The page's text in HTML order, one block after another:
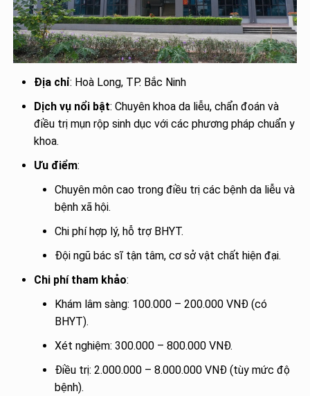
Địa chỉ: Hoà Long, TP. Bắc Ninh
Dịch vụ nổi bật: Chuyên khoa da liễu, chẩn đoán và
điều trị mụn rộp sinh dục với các phương pháp chuẩn y
khoa.
Ưu điểm:
Chuyên môn cao trong điều trị các bệnh da liễu và
bệnh xã hội.
Chi phí hợp lý, hỗ trợ BHYT.
Đội ngũ bác sĩ tận tâm, cơ sở vật chất hiện đại.
Chi phí tham khảo:
Khám lâm sàng: 100.000 – 200.000 VNĐ (có
BHYT).
Xét nghiệm: 300.000 – 800.000 VNĐ.
Điều trị: 2.000.000 – 8.000.000 VNĐ (tùy mức độ
bệnh).